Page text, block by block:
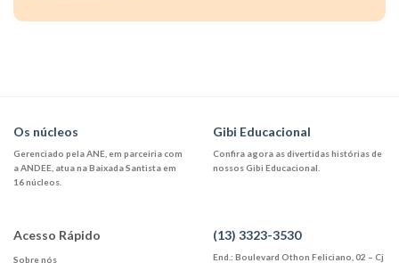
Os núcleos
Gerenciado pela ANE, em parceiria com
a ANDEE, atua na Baixada Santista em
16 núcleos.
Gibi Educacional
Confira agora as divertidas histórias de
nossos Gibi Educacional.
Acesso Rápido
Sobre nós
(13) 3323-3530
End.: Boulevard Othon Feliciano, 02 – Cj